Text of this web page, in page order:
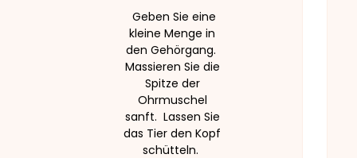
Geben Sie eine
kleine Menge in
den Gehörgang.
Massieren Sie die
Spitze der
Ohrmuschel
sanft. Lassen Sie
das Tier den Kopf
schütteln.